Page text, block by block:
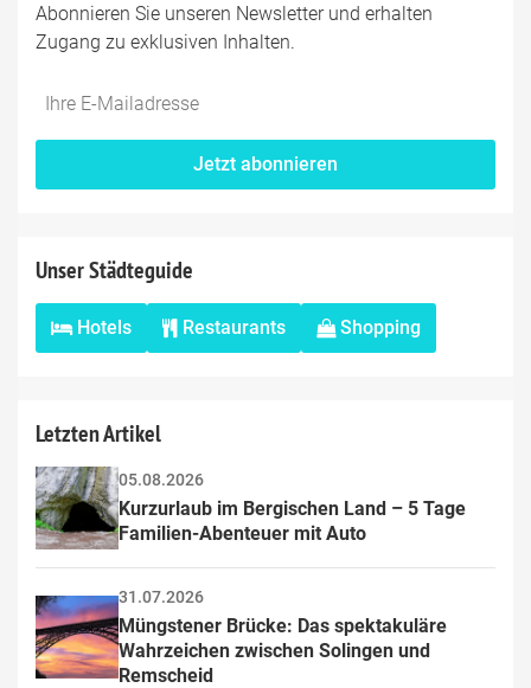
Abonnieren Sie unseren Newsletter und erhalten
Zugang zu exklusiven Inhalten.
Do
fill
*Ihre
Mailadresse:
Jetzt abonnieren
Unser Städteguide
Hotels Restaurants Shopping
Letzten Artikel
05.08.2026
Kurzurlaub im Bergischen Land – 5 Tage
Familien-Abenteuer mit Auto
31.07.2026
Müngstener Brücke: Das spektakuläre
Wahrzeichen zwischen Solingen und
Remscheid